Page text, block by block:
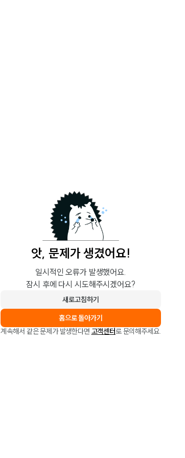
앗, 문제가 생겼어요!
일시적인 오류가 발생했어요.
잠시 후에 다시 시도해주시겠어요?
새로고침하기
홈으로 돌아가기
계속해서 같은 문제가 발생한다면 고객센터로 문의해주세요.